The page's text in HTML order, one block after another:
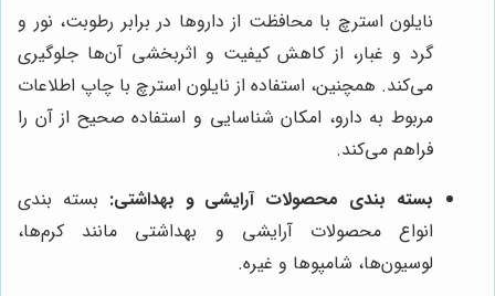
نایلون استرچ با محافظت از داروها در برابر رطوبت، نور و
گرد و غبار، از کاهش کیفیت و اثربخشی آن‌ها جلوگیری
می‌کند. همچنین، استفاده از نایلون استرچ با چاپ اطلاعات
مربوط به دارو، امکان شناسایی و استفاده صحیح از آن را
فراهم می‌کند.
بسته بندی محصولات آرایشی و بهداشتی: بسته بندی
انواع محصولات آرایشی و بهداشتی مانند کرم‌ها،
لوسیون‌ها، شامپوها و غیره.